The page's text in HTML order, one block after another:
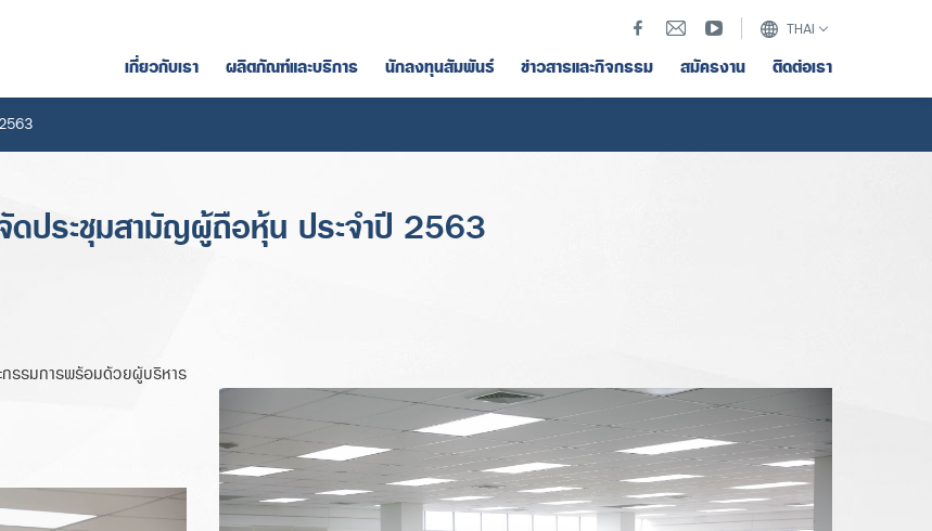
THAI
เกี่ยวกับเรา ผลิตภัณฑ์และบริการ นักลงทุนสัมพันธ์ ข่าวสารและกิจกรรม สมัครงาน ติดต่อเรา
ดประชุมสามัญผู้ถือหุ้น ประจำปี 2563
รรมการพร้อมด้วยผู้บริหาร